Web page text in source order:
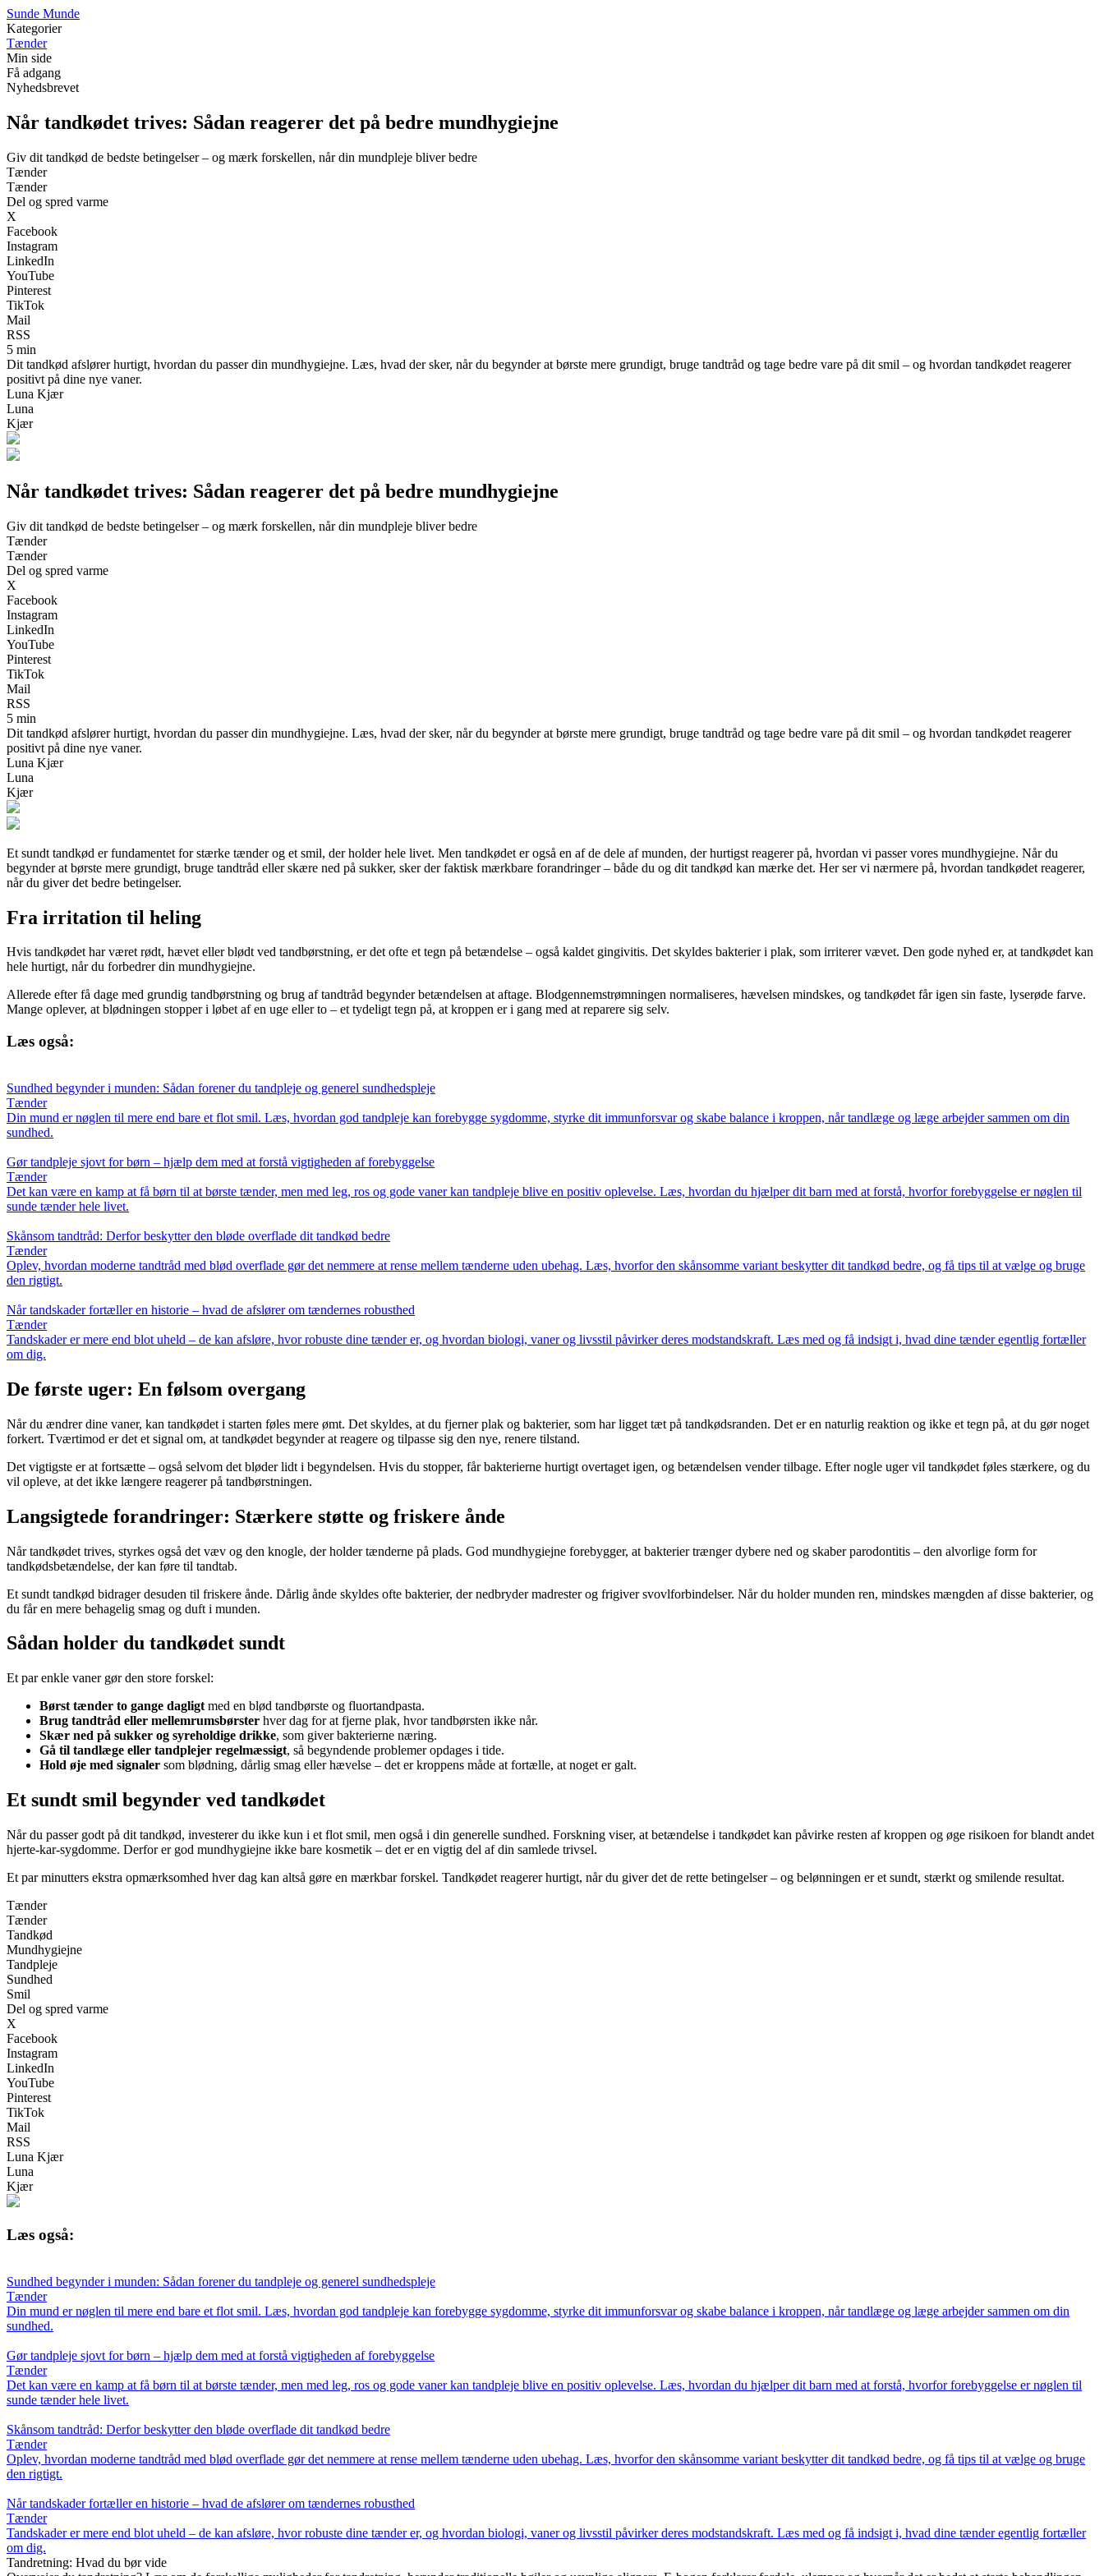
Sunde Munde
Kategorier
Tænder
Min side
Få adgang
Nyhedsbrevet
Når tandkødet trives: Sådan reagerer det på bedre mundhygiejne
Giv dit tandkød de bedste betingelser – og mærk forskellen, når din mundpleje bliver bedre
Tænder
Tænder
Del og spred varme
X
Facebook
Instagram
LinkedIn
YouTube
Pinterest
TikTok
Mail
RSS
5 min
Dit tandkød afslører hurtigt, hvordan du passer din mundhygiejne. Læs, hvad der sker, når du begynder at børste mere grundigt, bruge tandtråd og tage bedre vare på dit smil – og hvordan tandkødet reagerer
positivt på dine nye vaner.
Luna Kjær
Luna
Kjær
Når tandkødet trives: Sådan reagerer det på bedre mundhygiejne
Giv dit tandkød de bedste betingelser – og mærk forskellen, når din mundpleje bliver bedre
Tænder
Tænder
Del og spred varme
X
Facebook
Instagram
LinkedIn
YouTube
Pinterest
TikTok
Mail
RSS
5 min
Dit tandkød afslører hurtigt, hvordan du passer din mundhygiejne. Læs, hvad der sker, når du begynder at børste mere grundigt, bruge tandtråd og tage bedre vare på dit smil – og hvordan tandkødet reagerer
positivt på dine nye vaner.
Luna Kjær
Luna
Kjær
Et sundt tandkød er fundamentet for stærke tænder og et smil, der holder hele livet. Men tandkødet er også en af de dele af munden, der hurtigst reagerer på, hvordan vi passer vores mundhygiejne. Når du
begynder at børste mere grundigt, bruge tandtråd eller skære ned på sukker, sker der faktisk mærkbare forandringer – både du og dit tandkød kan mærke det. Her ser vi nærmere på, hvordan tandkødet reagerer,
når du giver det bedre betingelser.
Fra irritation til heling
Hvis tandkødet har været rødt, hævet eller blødt ved tandbørstning, er det ofte et tegn på betændelse – også kaldet gingivitis. Det skyldes bakterier i plak, som irriterer vævet. Den gode nyhed er, at tandkødet kan
hele hurtigt, når du forbedrer din mundhygiejne.
Allerede efter få dage med grundig tandbørstning og brug af tandtråd begynder betændelsen at aftage. Blodgennemstrømningen normaliseres, hævelsen mindskes, og tandkødet får igen sin faste, lyserøde farve.
Mange oplever, at blødningen stopper i løbet af en uge eller to – et tydeligt tegn på, at kroppen er i gang med at reparere sig selv.
Læs også:
Sundhed begynder i munden: Sådan forener du tandpleje og generel sundhedspleje
Tænder
Din mund er nøglen til mere end bare et flot smil. Læs, hvordan god tandpleje kan forebygge sygdomme, styrke dit immunforsvar og skabe balance i kroppen, når tandlæge og læge arbejder sammen om din
sundhed.
Gør tandpleje sjovt for børn – hjælp dem med at forstå vigtigheden af forebyggelse
Tænder
Det kan være en kamp at få børn til at børste tænder, men med leg, ros og gode vaner kan tandpleje blive en positiv oplevelse. Læs, hvordan du hjælper dit barn med at forstå, hvorfor forebyggelse er nøglen til
sunde tænder hele livet.
Skånsom tandtråd: Derfor beskytter den bløde overflade dit tandkød bedre
Tænder
Oplev, hvordan moderne tandtråd med blød overflade gør det nemmere at rense mellem tænderne uden ubehag. Læs, hvorfor den skånsomme variant beskytter dit tandkød bedre, og få tips til at vælge og bruge
den rigtigt.
Når tandskader fortæller en historie – hvad de afslører om tændernes robusthed
Tænder
Tandskader er mere end blot uheld – de kan afsløre, hvor robuste dine tænder er, og hvordan biologi, vaner og livsstil påvirker deres modstandskraft. Læs med og få indsigt i, hvad dine tænder egentlig fortæller
om dig.
De første uger: En følsom overgang
Når du ændrer dine vaner, kan tandkødet i starten føles mere ømt. Det skyldes, at du fjerner plak og bakterier, som har ligget tæt på tandkødsranden. Det er en naturlig reaktion og ikke et tegn på, at du gør noget
forkert. Tværtimod er det et signal om, at tandkødet begynder at reagere og tilpasse sig den nye, renere tilstand.
Det vigtigste er at fortsætte – også selvom det bløder lidt i begyndelsen. Hvis du stopper, får bakterierne hurtigt overtaget igen, og betændelsen vender tilbage. Efter nogle uger vil tandkødet føles stærkere, og du
vil opleve, at det ikke længere reagerer på tandbørstningen.
Langsigtede forandringer: Stærkere støtte og friskere ånde
Når tandkødet trives, styrkes også det væv og den knogle, der holder tænderne på plads. God mundhygiejne forebygger, at bakterier trænger dybere ned og skaber parodontitis – den alvorlige form for
tandkødsbetændelse, der kan føre til tandtab.
Et sundt tandkød bidrager desuden til friskere ånde. Dårlig ånde skyldes ofte bakterier, der nedbryder madrester og frigiver svovlforbindelser. Når du holder munden ren, mindskes mængden af disse bakterier, og
du får en mere behagelig smag og duft i munden.
Sådan holder du tandkødet sundt
Et par enkle vaner gør den store forskel:
Børst tænder to gange dagligt med en blød tandbørste og fluortandpasta.
Brug tandtråd eller mellemrumsbørster hver dag for at fjerne plak, hvor tandbørsten ikke når.
Skær ned på sukker og syreholdige drikke, som giver bakterierne næring.
Gå til tandlæge eller tandplejer regelmæssigt, så begyndende problemer opdages i tide.
Hold øje med signaler som blødning, dårlig smag eller hævelse – det er kroppens måde at fortælle, at noget er galt.
Et sundt smil begynder ved tandkødet
Når du passer godt på dit tandkød, investerer du ikke kun i et flot smil, men også i din generelle sundhed. Forskning viser, at betændelse i tandkødet kan påvirke resten af kroppen og øge risikoen for blandt andet
hjerte-kar-sygdomme. Derfor er god mundhygiejne ikke bare kosmetik – det er en vigtig del af din samlede trivsel.
Et par minutters ekstra opmærksomhed hver dag kan altså gøre en mærkbar forskel. Tandkødet reagerer hurtigt, når du giver det de rette betingelser – og belønningen er et sundt, stærkt og smilende resultat.
Tænder
Tænder
Tandkød
Mundhygiejne
Tandpleje
Sundhed
Smil
Del og spred varme
X
Facebook
Instagram
LinkedIn
YouTube
Pinterest
TikTok
Mail
RSS
Luna Kjær
Luna
Kjær
Læs også:
Sundhed begynder i munden: Sådan forener du tandpleje og generel sundhedspleje
Tænder
Din mund er nøglen til mere end bare et flot smil. Læs, hvordan god tandpleje kan forebygge sygdomme, styrke dit immunforsvar og skabe balance i kroppen, når tandlæge og læge arbejder sammen om din
sundhed.
Gør tandpleje sjovt for børn – hjælp dem med at forstå vigtigheden af forebyggelse
Tænder
Det kan være en kamp at få børn til at børste tænder, men med leg, ros og gode vaner kan tandpleje blive en positiv oplevelse. Læs, hvordan du hjælper dit barn med at forstå, hvorfor forebyggelse er nøglen til
sunde tænder hele livet.
Skånsom tandtråd: Derfor beskytter den bløde overflade dit tandkød bedre
Tænder
Oplev, hvordan moderne tandtråd med blød overflade gør det nemmere at rense mellem tænderne uden ubehag. Læs, hvorfor den skånsomme variant beskytter dit tandkød bedre, og få tips til at vælge og bruge
den rigtigt.
Når tandskader fortæller en historie – hvad de afslører om tændernes robusthed
Tænder
Tandskader er mere end blot uheld – de kan afsløre, hvor robuste dine tænder er, og hvordan biologi, vaner og livsstil påvirker deres modstandskraft. Læs med og få indsigt i, hvad dine tænder egentlig fortæller
om dig.
Tandretning: Hvad du bør vide